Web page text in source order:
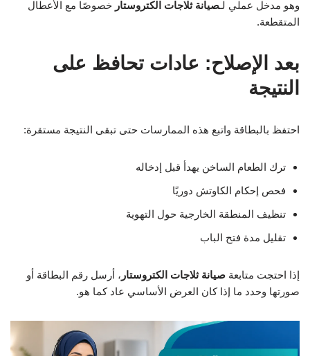
وهو مدخل عملي لـصيانة ثلاجات الكتروستار خصوصًا مع الأعطال
المتقطعة.
بعد الإصلاح: عادات تحافظ على
النتيجة
احتفظ بالبطاقة واتبع هذه الممارسات حتى تبقى النتيجة مستقرة:
ترك الطعام الساخن يهدأ قبل إدخاله
فحص إحكام الكاوتش دوريًا
تنظيف المنطقة الخارجية حول التهوية
تقليل مدة فتح الباب
إذا احتجت متابعة صيانة ثلاجات الكتروستار ، أرسل رقم البطاقة أو
صورتها وحدد ما إذا كان العرض الأساسي عاد كما هو.